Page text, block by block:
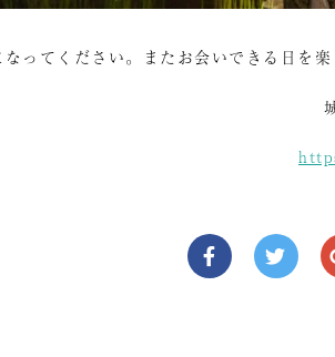
ってください。またお会いできる日を楽